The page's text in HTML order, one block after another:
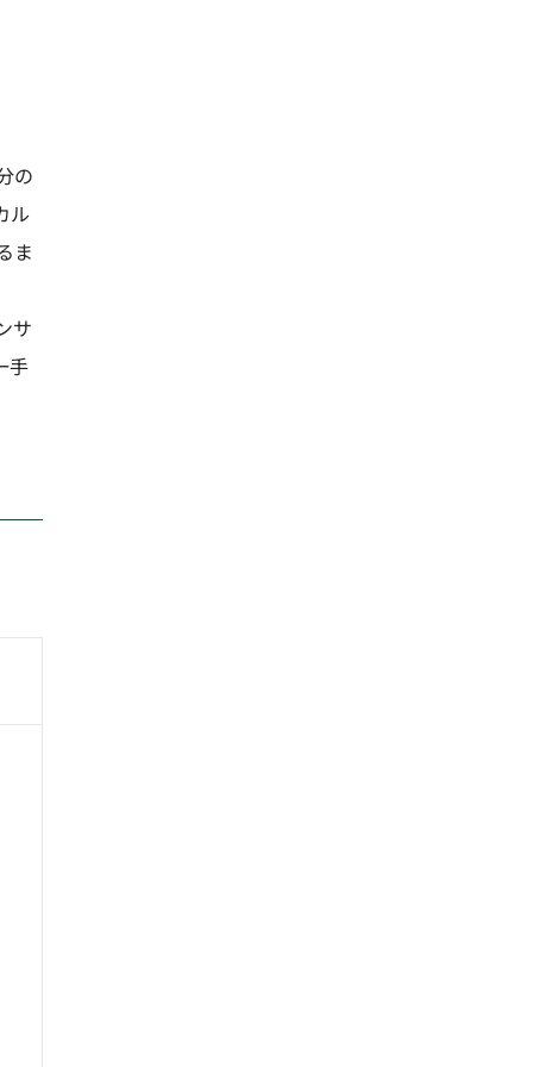
の
ル
ま
サ
手